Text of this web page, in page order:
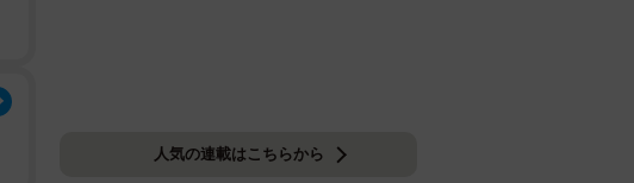
人気の連載はこちらから